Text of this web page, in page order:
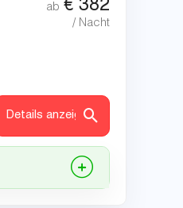
ab € 382
/ Nacht
Details anzeigen